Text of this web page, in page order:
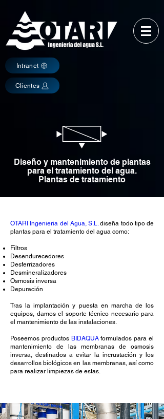
Intranet
Clientes
Diseño y mantenimiento de plantas
para el tratamiento del agua.
Plantas de tratamiento
OTARI Ingenieria del Agua, S.L.diseña todo tipo de
plantas para el tratamiento del agua como:
Filtros
Desendurecedores
Desferrizadores
Desmineralizadores
Osmosis inversa
Depuración
Tras la implantación y puesta en marcha de los
equipos, damos el soporte técnico necesario para
el mantenimiento de las instalaciones.
Poseemos productos BIDAQUAformulados para el
mantenimiento de las membranas de osmosis
inversa, destinados a evitar la incrustación y los
desarrollos biológicos en las membranas, así como
para realizar limpiezas de estas.